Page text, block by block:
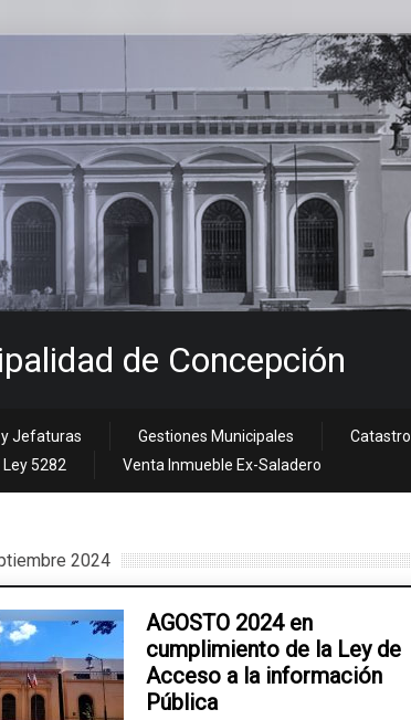
de Concepción
y Jefaturas Gestiones Municipales Catastro
5282 Venta Inmueble Ex-Saladero
2024
AGOSTO 2024 en
cumplimiento de la Ley de
Acceso a la información
Pública